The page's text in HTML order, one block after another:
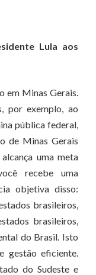
Lula aos
em Minas Gerais.
por exemplo, ao
pública federal,
de Minas Gerais
uma meta
recebe uma
objetiva disso:
brasileiros,
brasileiros,
do Brasil. Isto
gestão eficiente.
do Sudeste e